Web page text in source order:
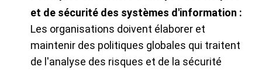
et de sécurité des systèmes d'information :
Les organisations doivent élaborer et
maintenir des politiques globales qui traitent
de l'analyse des risques et de la sécurité